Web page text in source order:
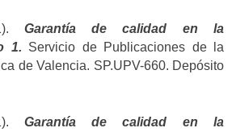
Garantía de calidad en la
1. Servicio de Publicaciones de la
de Valencia. SP.UPV-660. Depósito
Garantía de calidad en la